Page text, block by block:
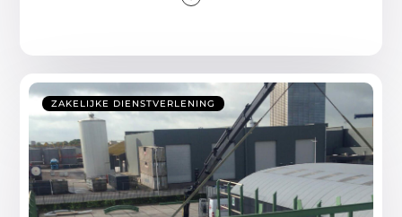
ZAKELIJKE DIENSTVERLENING